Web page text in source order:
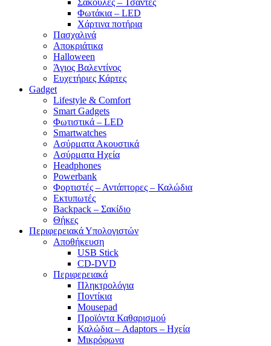
Φωτάκια – LED
Χάρτινα ποτήρια
Πασχαλινά
Αποκριάτικα
Halloween
Άγιος Βαλεντίνος
Ευχετήριες Κάρτες
Gadget
Lifestyle & Comfort
Smart Gadgets
Φωτιστικά – LED
Smartwatches
Ασύρματα Ακουστικά
Ασύρματα Ηχεία
Headphones
Powerbank
Φορτιστές – Αντάπτορες – Καλώδια
Εκτυπωτές
Backpack – Σακίδιο
Θήκες
Περιφερειακά Υπολογιστών
Αποθήκευση
USB Stick
CD-DVD
Περιφερειακά
Πληκτρολόγια
Ποντίκια
Mousepad
Προϊόντα Καθαρισμού
Καλώδια – Adaptors – Ηχεία
Μικρόφωνα